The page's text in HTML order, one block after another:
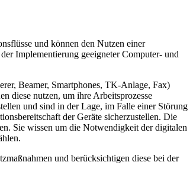
und können den Nutzen einer
Implementierung geeigneter Computer- und
Beamer, Smartphones, TK-Anlage, Fax)
diese nutzen, um ihre Arbeitsprozesse
und sind in der Lage, im Falle einer Störung
der Geräte sicherzustellen. Die
Sie wissen um die Notwendigkeit der digitalen
und berücksichtigen diese bei der